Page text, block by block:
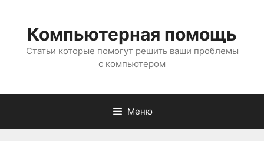
содержимому
Компьютерная помощь
Статьи которые помогут решить ваши проблемы
с компьютером
Меню